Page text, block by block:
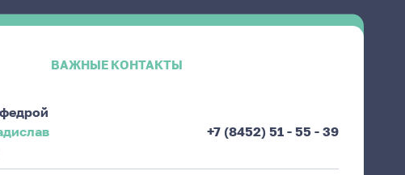
ВАЖНЫЕ КОНТАКТЫ
+7 (8452) 51 - 55 - 39